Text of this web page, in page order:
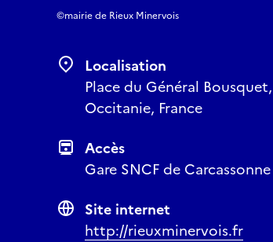
©mairie de Rieux Minervois
Localisation
Place du Général
Occitanie, France
Accès
Gare SNCF de
Site internet
http://rieuxminervois.fr